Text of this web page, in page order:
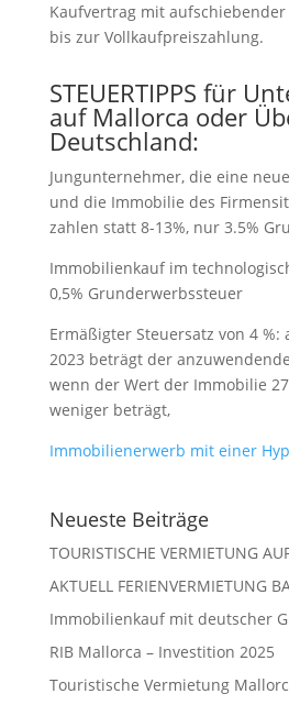
Kaufvertrag mit
bis zur Vollkaufpreiszahlung.
STEUERTIPPS für
auf Mallorca oder
Deutschland:
Jungunternehmer, die eine
und die Immobilie des
zahlen statt 8-13%, nur 3.5%
Immobilienkauf im
0,5% Grunderwerbssteuer
Ermäßigter Steuersatz von 4 %:
2023 beträgt der
wenn der Wert der Immobilie
weniger beträgt,
Immobilienerwerb mit einer
Neueste Beiträge
TOURISTISCHE VERMIETUNG
AKTUELL FERIENVERMIETUNG
Immobilienkauf mit deutscher
RIB Mallorca – Investition 2025
Touristische Vermietung
Deutschsprachige
Vorhaben in Spanien?
Schreiben Sie uns kurz, worum
Immobilienkauf, Erbschaft,